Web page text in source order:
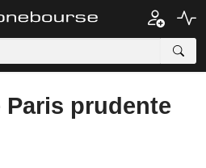
Paris prudente